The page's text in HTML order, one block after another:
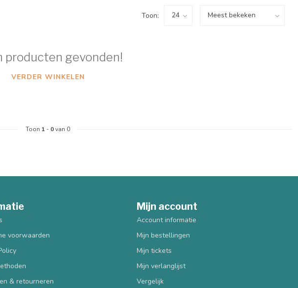
Toon:
producten gevonden!
VERDER WINKELEN
Toon 1 - 0van 0
voorwaarden
& retourneren
Mijn account
Account informatie
Mijn bestellingen
Mijn tickets
Mijn verlanglijst
Vergelijk